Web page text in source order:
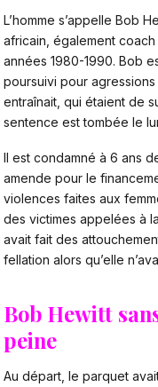
L’homme s’appelle Bob
africain, également
années 1980-1990. Bob
poursuivi pour agressions
entraînait, qui étaient de
sentence est tombée le
Il est condamné à 6 ans
amende pour le
violences faites aux
des victimes appelées à
avait fait des
fellation alors qu’elle
Bob Hewitt
peine
Au départ, le parquet